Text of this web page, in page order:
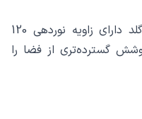
ریسه وایرلس پرتو درخشان مدل گلد دارای زاویه نوردهی 120
گسترده‌تری از فضا را